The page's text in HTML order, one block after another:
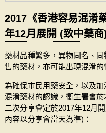
2017《香港容易混淆
年12月展開 (致中藥商
藥材品種繁多，異物同名、
售的藥材，亦可能出現混淆的
為確保市民用藥安全，以及
混淆藥材的認識，衞生署會
二次分享會定於2017年12月
內容以分享會當天為準)：